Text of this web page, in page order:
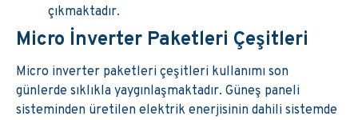
çıkmaktadır.
Micro İnverter Paketleri Çeşitleri
Micro inverter paketleri çeşitleri kullanımı son
günlerde sıklıkla yaygınlaşmaktadır. Güneş paneli
sisteminden üretilen elektrik enerjisinin dahili sistemde